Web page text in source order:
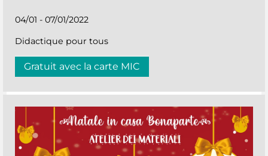
04/01 - 07/01/2022
Didactique pour tous
Gratuit avec la carte MIC